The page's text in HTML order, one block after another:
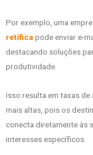
Por exemplo, uma
retífica pode enviar e-
destacando soluções
produtividade.
Isso resulta em taxas
mais altas, pois os
conecta diretamente às
interesses específicos.